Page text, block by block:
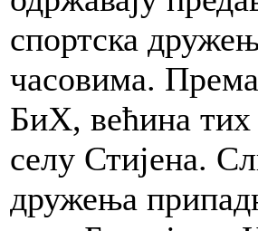
спортска
часовима.
БиХ, већина тих
селу Стијена.
дружења